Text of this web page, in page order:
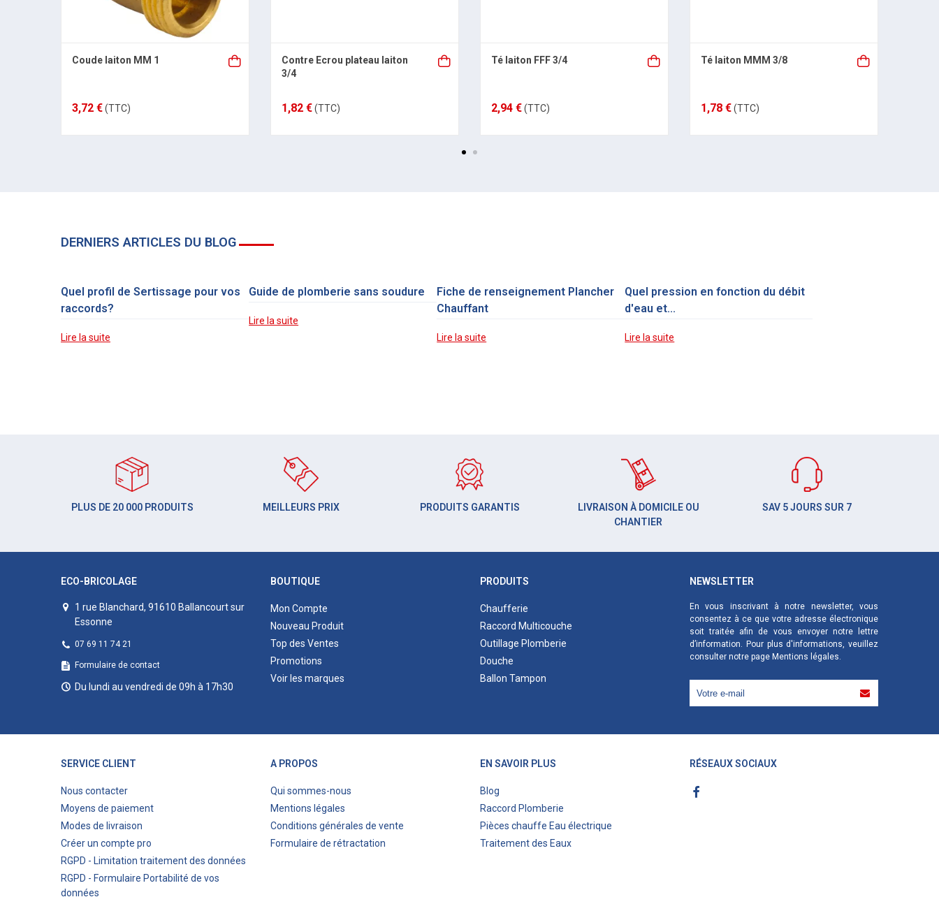
Coude laiton MM 1
3,72 €(TTC)
Contre Ecrou plateau laiton
3/4
1,82 €(TTC)
Té laiton FFF 3/4
2,94 €(TTC)
Té laiton MMM 3/8
1,78 €(TTC)
DERNIERS ARTICLES DU BLOG
Quel profil de Sertissage pour vos
raccords?
Lire la suite
Guide de plomberie sans soudure
Lire la suite
Fiche de renseignement Plancher
Chauffant
Lire la suite
Quel pression en fonction du débit
d'eau et...
Lire la suite
PLUS DE 20 000 PRODUITS MEILLEURS PRIX PRODUITS GARANTIS
LIVRAISON À DOMICILE OU
CHANTIER
SAV 5 JOURS SUR 7
ECO-BRICOLAGE
1 rue Blanchard, 91610 Ballancourt sur
Essonne
07 69 11 74 21
Formulaire de contact
Du lundi au vendredi de 09h à 17h30
BOUTIQUE
Mon Compte
Nouveau Produit
Top des Ventes
Promotions
Voir les marques
PRODUITS
Chaufferie
Raccord Multicouche
Outillage Plomberie
Douche
Ballon Tampon
NEWSLETTER
En vous inscrivant à notre newsletter, vous
consentez à ce que votre adresse électronique
soit traitée afin de vous envoyer notre lettre
d’information. Pour plus d'informations, veuillez
consulter notre page Mentions légales.
SERVICE CLIENT
Nous contacter
Moyens de paiement
Modes de livraison
Créer un compte pro
RGPD - Limitation traitement des données
RGPD - Formulaire Portabilité de vos
données
A PROPOS
Qui sommes-nous
Mentions légales
Conditions générales de vente
Formulaire de rétractation
EN SAVOIR PLUS
Blog
Raccord Plomberie
Pièces chauffe Eau électrique
Traitement des Eaux
RÉSEAUX SOCIAUX